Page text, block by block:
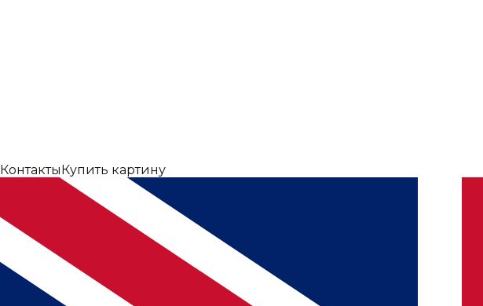
КонтактыКупить картину